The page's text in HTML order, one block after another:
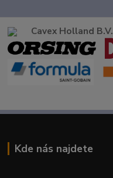
Cavex Holland B.V.
Kde nás najdete